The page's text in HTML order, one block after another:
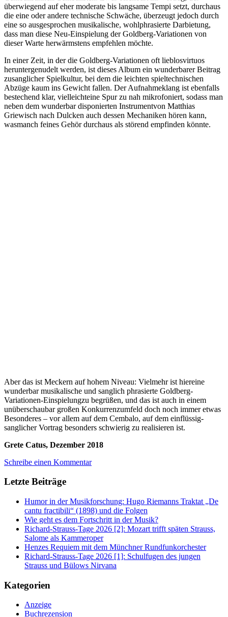
überwiegend auf eher moderate bis langsame Tempi setzt, durchaus
die eine oder andere technische Schwäche, überzeugt jedoch durch
eine so ausgesprochen musikalische, wohlphrasierte Darbietung,
dass man diese Neu-Einspielung der Goldberg-Variationen von
dieser Warte herwärmstens empfehlen möchte.
In einer Zeit, in der die Goldberg-Variationen oft lieblosvirtuos
heruntergenudelt werden, ist dieses Album ein wunderbarer Beitrag
zusanglicher Spielkultur, bei dem die leichten spieltechnischen
Abzüge kaum ins Gewicht fallen. Der Aufnahmeklang ist ebenfalls
bestechend klar, vielleichteine Spur zu nah mikrofoniert, sodass man
neben dem wunderbar disponierten Instrumentvon Matthias
Griewisch nach Dulcken auch dessen Mechaniken hören kann,
wasmanch feines Gehör durchaus als störend empfinden könnte.
Aber das ist Meckern auf hohem Niveau: Vielmehr ist hiereine
wunderbar musikalische und sanglich phrasierte Goldberg-
Variationen-Einspielungzu begrüßen, und das ist auch in einem
unüberschaubar großen Konkurrenzumfeld doch noch immer etwas
Besonderes – vor allem auf dem Cembalo, auf dem einflüssig-
sanglicher Vortrag besonders schwierig zu realisieren ist.
Grete Catus, Dezember 2018
Schreibe einen Kommentar
Letzte Beiträge
Humor in der Musikforschung: Hugo Riemanns Traktat „De
cantu fractibili“ (1898) und die Folgen
Wie geht es dem Fortschritt in der Musik?
Richard-Strauss-Tage 2026 [2]: Mozart trifft späten Strauss,
Salome als Kammeroper
Henzes Requiem mit dem Münchner Rundfunkorchester
Richard-Strauss-Tage 2026 [1]: Schulfugen des jungen
Strauss und Bülows Nirvana
Kategorien
Anzeige
Buchrezension